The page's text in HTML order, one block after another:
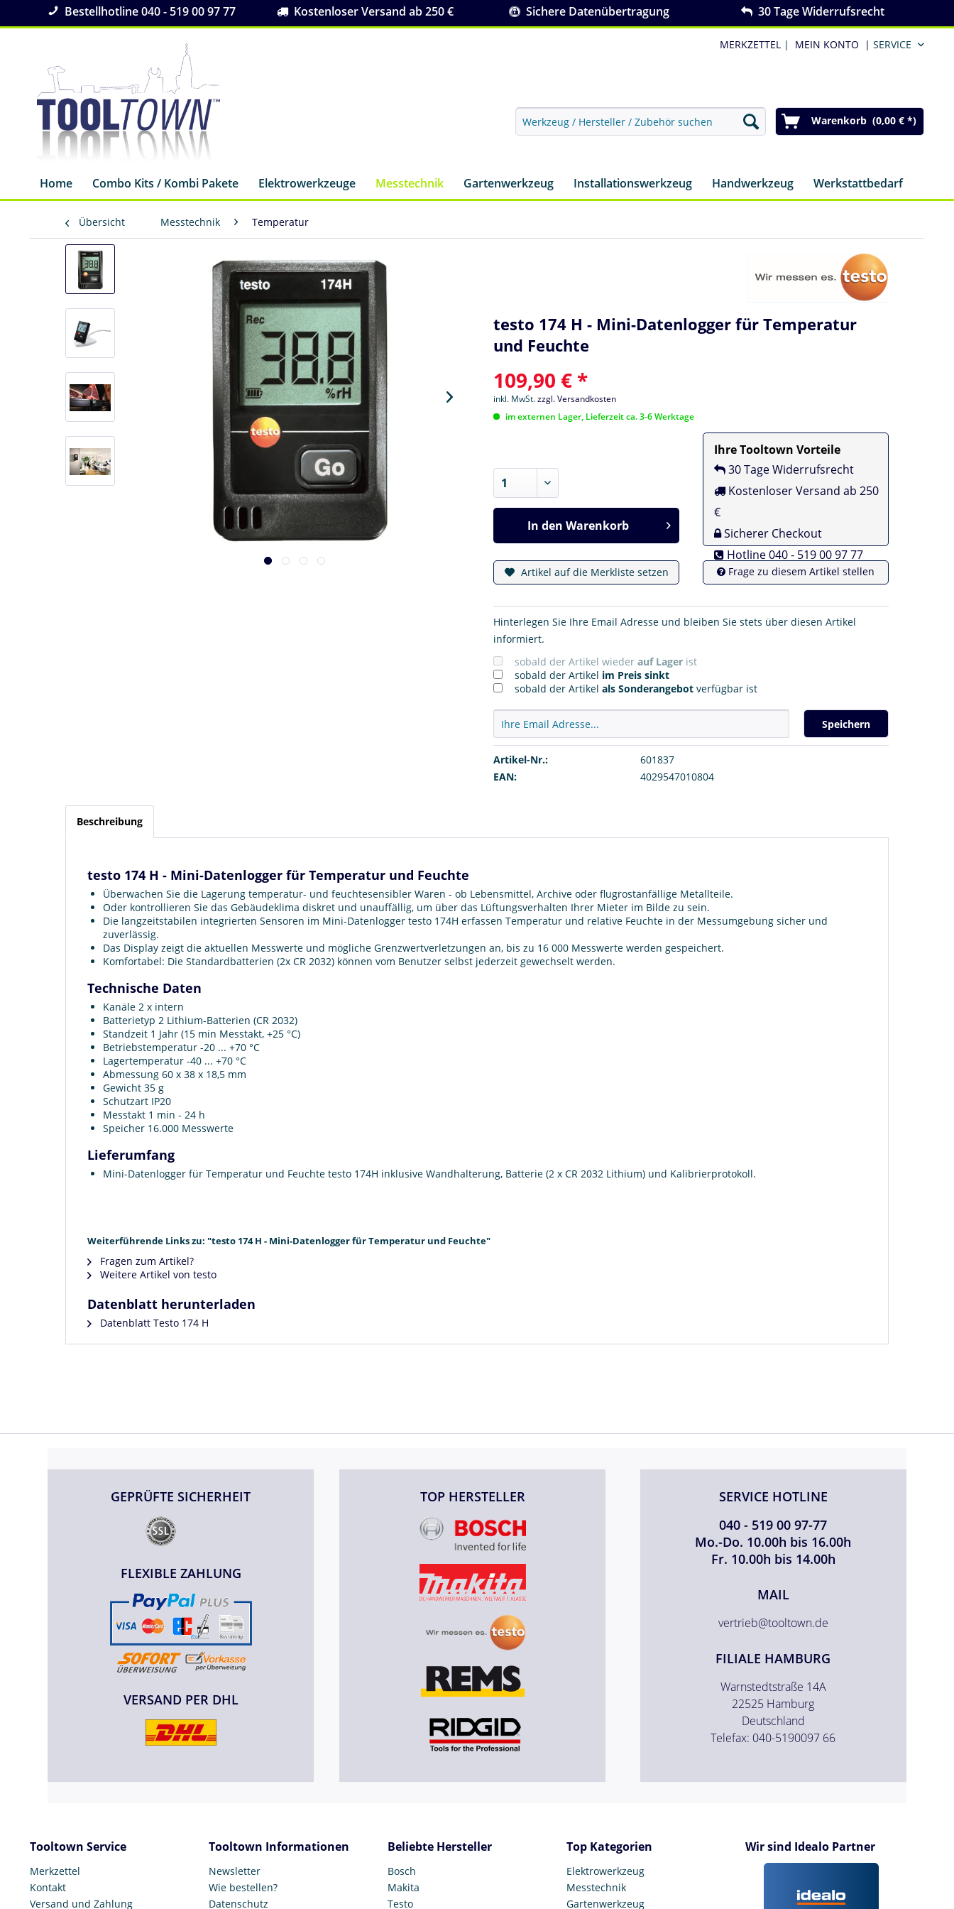
Bestellhotline 040 - 519 00 97 77 Kostenloser Versand ab 250 € Sichere Datenübertragung 30 Tage Widerrufsrecht
MERKZETTEL | MEIN KONTO | SERVICE
Warenkorb (0,00 € *)
Home Combo Kits / Kombi Pakete Elektrowerkzeuge Messtechnik Gartenwerkzeug Installationswerkzeug Handwerkzeug Werkstattbedarf
Übersicht Messtechnik Temperatur
testo 174 H - Mini-Datenlogger für Temperatur
und Feuchte
109,90 € *
inkl. MwSt.zzgl. Versandkosten
im externen Lager, Lieferzeit ca. 3-6 Werktage
In den Warenkorb
Ihre Tooltown Vorteile
30 Tage Widerrufsrecht
Kostenloser Versand ab 250
€
Sicherer Checkout
Hotline 040 - 519 00 97 77
Artikel auf die Merkliste setzen Frage zu diesem Artikel stellen
Hinterlegen Sie Ihre Email Adresse und bleiben Sie stets über diesen Artikel
informiert.
sobald der Artikel wiederauf Lager ist
sobald der Artikel im Preis sinkt
sobald der Artikelals Sonderangebot verfügbar ist
Speichern
Artikel-Nr.:
601837
EAN:
4029547010804
Beschreibung
testo 174 H - Mini-Datenlogger für Temperatur und Feuchte
Überwachen Sie die Lagerung temperatur- und feuchtesensibler Waren - ob Lebensmittel, Archive oder flugrostanfällige Metallteile.
Oder kontrollieren Sie das Gebäudeklima diskret und unauffällig, um über das Lüftungsverhalten Ihrer Mieter im Bilde zu sein.
Die langzeitstabilen integrierten Sensoren im Mini-Datenlogger testo 174H erfassen Temperatur und relative Feuchte in der Messumgebung sicher und
zuverlässig.
Das Display zeigt die aktuellen Messwerte und mögliche Grenzwertverletzungen an, bis zu 16 000 Messwerte werden gespeichert.
Komfortabel: Die Standardbatterien (2x CR 2032) können vom Benutzer selbst jederzeit gewechselt werden.
Technische Daten
Kanäle 2 x intern
Batterietyp 2 Lithium-Batterien (CR 2032)
Standzeit 1 Jahr (15 min Messtakt, +25 °C)
Betriebstemperatur -20 ... +70 °C
Lagertemperatur -40 ... +70 °C
Abmessung 60 x 38 x 18,5 mm
Gewicht 35 g
Schutzart IP20
Messtakt 1 min - 24 h
Speicher 16.000 Messwerte
Lieferumfang
Mini-Datenlogger für Temperatur und Feuchte testo 174H inklusive Wandhalterung, Batterie (2 x CR 2032 Lithium) und Kalibrierprotokoll.
Weiterführende Links zu: "testo 174 H - Mini-Datenlogger für Temperatur und Feuchte"
Fragen zum Artikel?
Weitere Artikel von testo
Datenblatt herunterladen
Datenblatt Testo 174 H
GEPRÜFTE SICHERHEIT
FLEXIBLE ZAHLUNG
VERSAND PER DHL
TOP HERSTELLER
SERVICE HOTLINE
040 - 519 00 97-77
Mo.-Do. 10.00h bis 16.00h
Fr. 10.00h bis 14.00h
MAIL
vertrieb@tooltown.de
FILIALE HAMBURG
Warnstedtstraße 14A
22525 Hamburg
Deutschland
Telefax: 040-5190097 66
Tooltown Service
Merkzettel
Kontakt
Versand und Zahlung
Tooltown Informationen
Newsletter
Wie bestellen?
Datenschutz
Beliebte Hersteller
Bosch
Makita
Testo
Top Kategorien
Elektrowerkzeug
Messtechnik
Gartenwerkzeug
Wir sind Idealo Partner